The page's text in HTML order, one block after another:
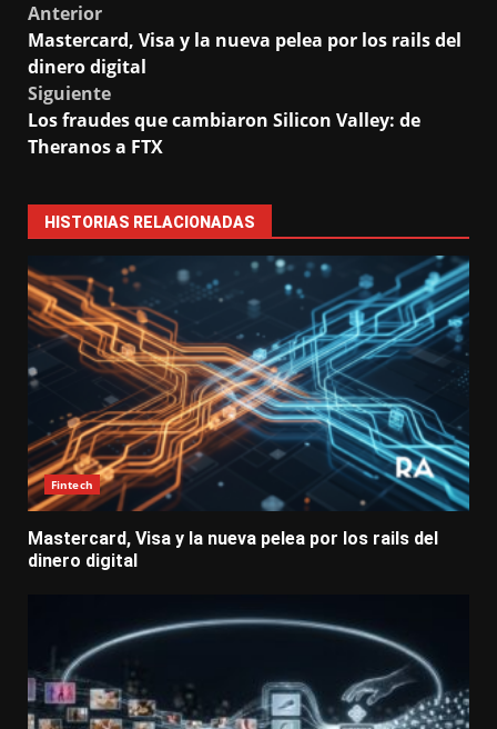
Post
navigation
Anterior
Mastercard, Visa y la nueva pelea por los rails del
dinero digital
Siguiente
Los fraudes que cambiaron Silicon Valley: de
Theranos a FTX
HISTORIAS RELACIONADAS
Fintech
Mastercard, Visa y la nueva pelea por los rails del
dinero digital